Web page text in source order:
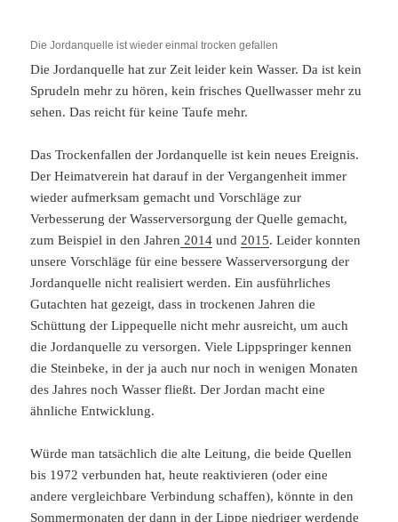
Die Jordanquelle ist wieder einmal trocken gefallen
Die Jordanquelle hat zur Zeit leider kein Wasser. Da ist kein
Sprudeln mehr zu hören, kein frisches Quellwasser mehr zu
sehen. Das reicht für keine Taufe mehr.
Das Trockenfallen der Jordanquelle ist kein neues Ereignis.
Der Heimatverein hat darauf in der Vergangenheit immer
wieder aufmerksam gemacht und Vorschläge zur
Verbesserung der Wasserversorgung der Quelle gemacht,
zum Beispiel in den Jahren 2014 und2015. Leider konnten
unsere Vorschläge für eine bessere Wasserversorgung der
Jordanquelle nicht realisiert werden. Ein ausführliches
Gutachten hat gezeigt, dass in trockenen Jahren die
Schüttung der Lippequelle nicht mehr ausreicht, um auch
die Jordanquelle zu versorgen. Viele Lippspringer kennen
die Steinbeke, in der ja auch nur noch in wenigen Monaten
des Jahres noch Wasser fließt. Der Jordan macht eine
ähnliche Entwicklung.
Würde man tatsächlich die alte Leitung, die beide Quellen
bis 1972 verbunden hat, heute reaktivieren (oder eine
andere vergleichbare Verbindung schaffen), könnte in den
Sommermonaten der dann in der Lippe niedriger werdende